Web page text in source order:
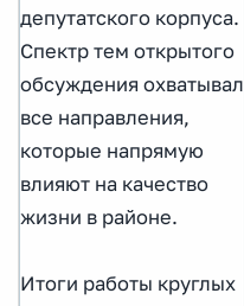
депутатского корпуса.
Спектр тем открытого
обсуждения охватывал
все направления,
которые напрямую
влияют на качество
жизни в районе.
Итоги работы круглых